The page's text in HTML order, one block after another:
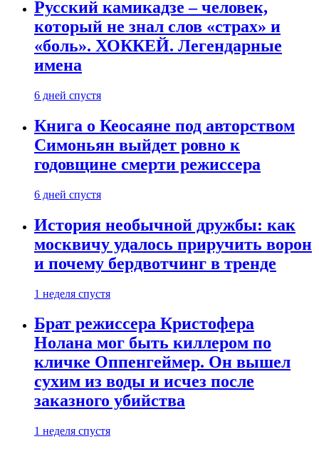
Русский камикадзе – человек,
который не знал слов «страх» и
«боль». ХОККЕЙ. Легендарные
имена
6 дней спустя
Книга о Кеосаяне под авторством
Симоньян выйдет ровно к
годовщине смерти режиссера
6 дней спустя
История необычной дружбы: как
москвичу удалось приручить ворон
и почему бердвотчинг в тренде
1 неделя спустя
Брат режиссера Кристофера
Нолана мог быть киллером по
кличке Оппенгеймер. Он вышел
сухим из воды и исчез после
заказного убийства
1 неделя спустя